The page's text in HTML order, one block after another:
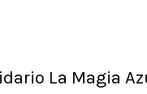
La Magia